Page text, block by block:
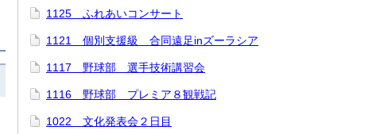
1125 ふれあいコンサート
1121 個別支援級 合同遠足inズーラシア
1117 野球部 選手技術講習会
1116 野球部 プレミア８観戦記
1022 文化発表会２日目